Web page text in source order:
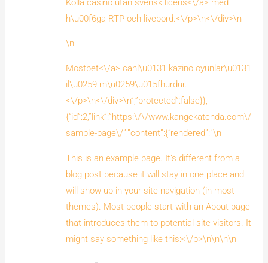
Kolla casino utan svensk licens<\/a> med
h\u00f6ga RTP och livebord.<\/p>\n<\/div>\n
\n
Mostbet<\/a> canl\u0131 kazino oyunlar\u0131
il\u0259 m\u0259\u015fhurdur.
<\/p>\n<\/div>\n”,”protected”:false}},
{“id”:2,”link”:”https:\/\/www.kangekatenda.com\/
sample-page\/”,”content”:{“rendered”:”\n
This is an example page. It’s different from a
blog post because it will stay in one place and
will show up in your site navigation (in most
themes). Most people start with an About page
that introduces them to potential site visitors. It
might say something like this:<\/p>\n\n\n\n